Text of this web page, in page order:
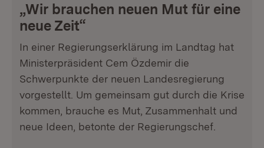
„Wir brauchen neuen Mut für eine
neue Zeit“
In einer Regierungserklärung im Landtag hat
Ministerpräsident Cem Özdemir die
Schwerpunkte der neuen Landesregierung
vorgestellt. Um gemeinsam gut durch die Krise
kommen, brauche es Mut, Zusammenhalt und
neue Ideen, betonte der Regierungschef.